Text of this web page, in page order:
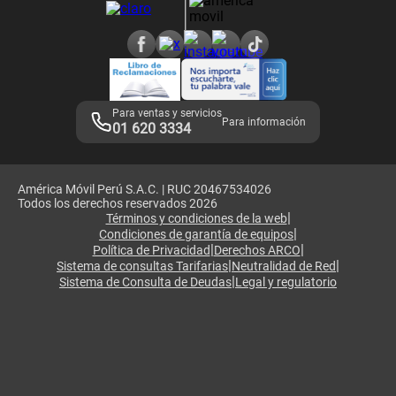
Adquirientes iPhone 6, 6S y SE
Mensaje de Seguridad
Términos y Condiciones de Tienda Claro
Libro de Reclamaciones
Legales de marketplace
Para ventas y servicios
01 620 3334 Para información
América Móvil Perú S.A.C. | RUC 20467534026
Todos los derechos reservados 2026
Términos y condiciones de la web|
Condiciones de garantía de equipos|
Política de Privacidad|Derechos ARCO|
Sistema de consultas Tarifarias|Neutralidad de Red|
Sistema de Consulta de Deudas|Legal y regulatorio